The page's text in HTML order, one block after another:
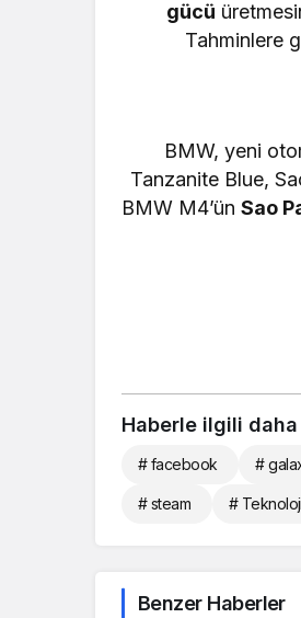
gücü
Tahminlere
BMW, yeni
Tanzanite Blue,
BMW M4’ünSao
Haberle ilgili daha
# facebook #
# steam # Teknoloji
Benzer Haberler